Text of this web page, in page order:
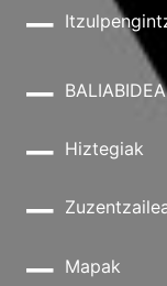
Hiztegiak
Mapak